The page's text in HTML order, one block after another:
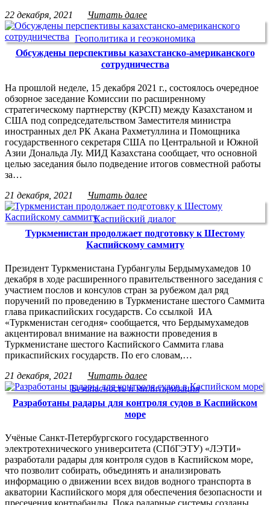
22 декабря, 2021
Читать далее
Геополитика и геоэкономика
Обсуждены перспективы казахстанско-американского
сотрудничества
На прошлой неделе, 15 декабря 2021 г., состоялось очередное
обзорное заседание Комиссии по расширенному
стратегическому партнерству (КРСП) между Казахстаном и
США под сопредседательством Заместителя министра
иностранных дел РК Акана Рахметуллина и Помощника
государственного секретаря США по Центральной и Южной
Азии Дональда Лу. МИД Казахстана сообщает, что основной
целью заседания было подведение итогов совместной работы
за…
21 декабря, 2021
Читать далее
Каспийский диалог
Туркменистан продолжает подготовку к Шестому
Каспийскому саммиту
Президент Туркменистана Гурбангулы Бердымухамедов 10
декабря в ходе расширенного правительственного заседания с
участием послов и консулов стран за рубежом дал ряд
поручений по проведению в Туркменистане шестого Саммита
глава прикаспийских государств. Со ссылкой ИА
«Туркменистан сегодня» сообщается, что Бердымухамедов
акцентировал внимание на важности проведения в
Туркменистане шестого Каспийского Саммита глава
прикаспийских государств. По его словам,…
21 декабря, 2021
Читать далее
Безопасность и милитаризация
Разработаны радары для контроля судов в Каспийском
море
Учёные Санкт-Петербургского государственного
электротехнического университета (СПбГЭТУ) «ЛЭТИ»
разработали радары для контроля судов в Каспийском море,
что позволит собирать, объединять и анализировать
информацию о движении всех видов водного транспорта в
акватории Каспийского моря для обеспечения безопасности и